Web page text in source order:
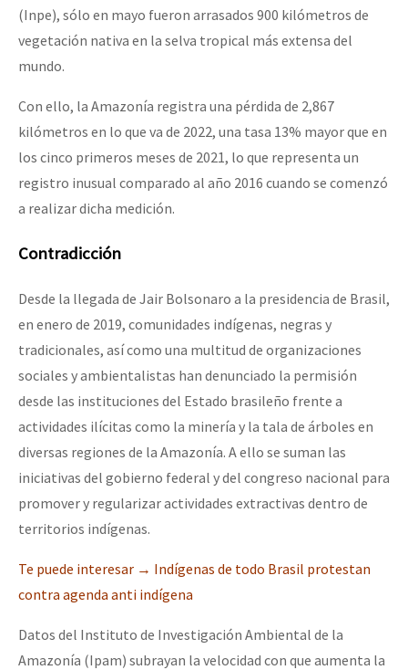
(Inpe), sólo en mayo fueron arrasados 900 kilómetros de
vegetación nativa en la selva tropical más extensa del
mundo.
Con ello, la Amazonía registra una pérdida de 2,867
kilómetros en lo que va de 2022, una tasa 13% mayor que en
los cinco primeros meses de 2021, lo que representa un
registro inusual comparado al año 2016 cuando se comenzó
a realizar dicha medición.
Contradicción
Desde la llegada de Jair Bolsonaro a la presidencia de Brasil,
en enero de 2019, comunidades indígenas, negras y
tradicionales, así como una multitud de organizaciones
sociales y ambientalistas han denunciado la permisión
desde las instituciones del Estado brasileño frente a
actividades ilícitas como la minería y la tala de árboles en
diversas regiones de la Amazonía. A ello se suman las
iniciativas del gobierno federal y del congreso nacional para
promover y regularizar actividades extractivas dentro de
territorios indígenas.
Te puede interesar → Indígenas de todo Brasil protestan
contra agenda anti indígena
Datos del Instituto de Investigación Ambiental de la
Amazonía (Ipam) subrayan la velocidad con que aumenta la